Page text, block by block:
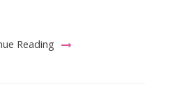
Reading